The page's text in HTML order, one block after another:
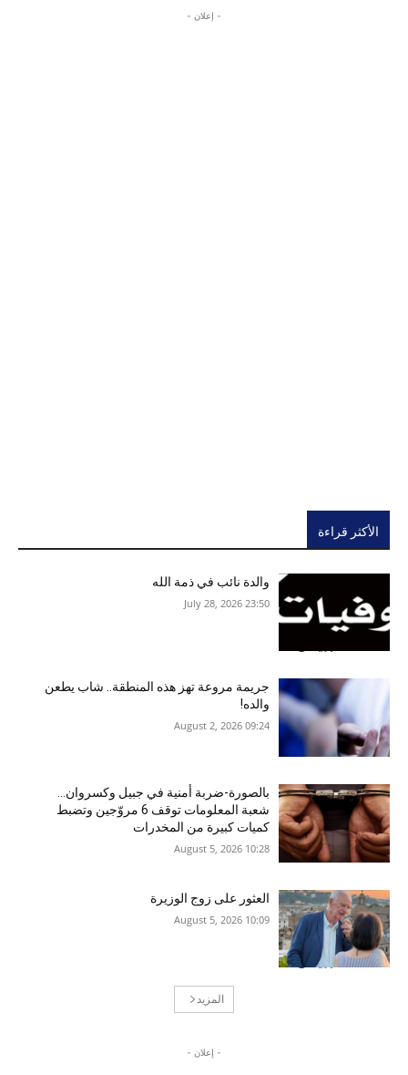
- إعلان -
الأكثر قراءة
والدة نائب في ذمة الله
23:50 2026 ,July 28
جريمة مروعة تهز هذه المنطقة.. شاب يطعن
والده!
09:24 2026 ,August 2
بالصورة-ضربة أمنية في جبيل وكسروان…
شعبة المعلومات توقف 6 مروّجين وتضبط
كميات كبيرة من المخدرات
10:28 2026 ,August 5
العثور على زوج الوزيرة
10:09 2026 ,August 5
المزيد
- إعلان -